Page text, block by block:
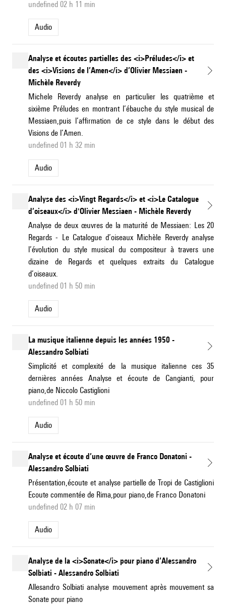
undefined 02 h 11 min
Audio
Analyse et écoutes partielles des <i>Préludes</i> et
des <i>Visions de l’Amen</i> d’Olivier Messiaen -
Michèle Reverdy
Michele Reverdy analyse en particulier les quatrième et
sixième Préludes en montrant l’ébauche du style musical de
Messiaen,puis l’affirmation de ce style dans le début des
Visions de l’Amen.
undefined 01 h 32 min
Audio
Analyse des <i>Vingt Regards</i> et <i>Le Catalogue
d’oiseaux</i> d'Olivier Messiaen - Michèle Reverdy
Analyse de deux œuvres de la maturité de Messiaen: Les 20
Regards - Le Catalogue d’oiseaux Michèle Reverdy analyse
l’évolution du style musical du compositeur à travers une
dizaine de Regards et quelques extraits du Catalogue
d’oiseaux.
undefined 01 h 50 min
Audio
La musique italienne depuis les années 1950 -
Alessandro Solbiati
Simplicité et complexité de la musique italienne ces 35
dernières années Analyse et écoute de Cangianti, pour
piano,de Niccolo Castiglioni
undefined 01 h 50 min
Audio
Analyse et écoute d’une œuvre de Franco Donatoni -
Alessandro Solbiati
Présentation,écoute et analyse partielle de Tropi de Castiglioni
Ecoute commentée de Rima,pour piano,de Franco Donatoni
undefined 02 h 07 min
Audio
Analyse de la <i>Sonate</i> pour piano d’Alessandro
Solbiati - Alessandro Solbiati
Allesandro Solbiati analyse mouvement après mouvement sa
Sonate pour piano